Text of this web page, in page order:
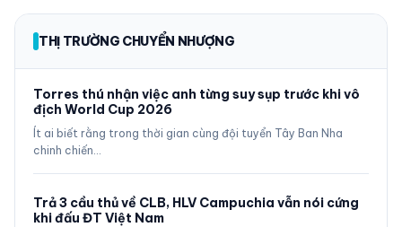
THỊ TRƯỜNG CHUYỂN NHƯỢNG
Torres thú nhận việc anh từng suy sụp trước khi vô
địch World Cup 2026
Ít ai biết rằng trong thời gian cùng đội tuyển Tây Ban Nha
chinh chiến…
Trả 3 cầu thủ về CLB, HLV Campuchia vẫn nói cứng
khi đấu ĐT Việt Nam